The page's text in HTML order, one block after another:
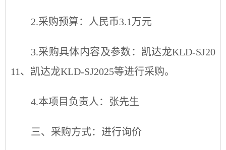
2.采购预算：人民币3.1 万元
3.采购具体内容及参数： 凯达龙KLD-SJ20
11、凯达龙KLD-SJ2025等进行采购。
4.本项目负责人： 张先生
三、采购方式：进行询价